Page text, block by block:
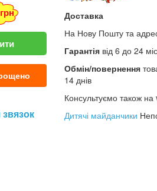
Доставка
На Нову Пошту та
Гарантія від 6 до 24
Обмін/повернення
14 днів
Консультуємо також на
Дитячі майданчики